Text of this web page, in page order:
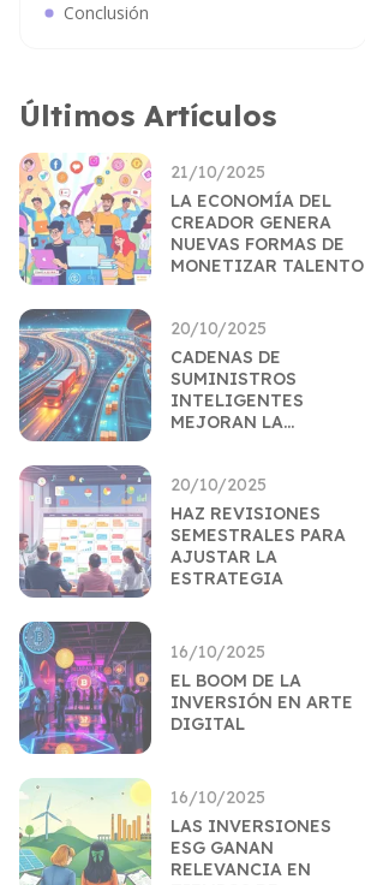
Conclusión
Últimos Artículos
21/10/2025
LA ECONOMÍA DEL
CREADOR GENERA
NUEVAS FORMAS DE
MONETIZAR TALENTO
20/10/2025
CADENAS DE
SUMINISTROS
INTELIGENTES
MEJORAN LA
20/10/2025
HAZ REVISIONES
SEMESTRALES PARA
AJUSTAR LA
ESTRATEGIA
16/10/2025
EL BOOM DE LA
INVERSIÓN EN ARTE
DIGITAL
16/10/2025
LAS INVERSIONES
ESG GANAN
RELEVANCIA EN